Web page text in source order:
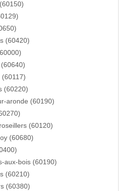
(60420)
(60117)
(60220)
aronde (60190)
(60120)
(60680)
aux-bois (60190)
(60210)
(60380)